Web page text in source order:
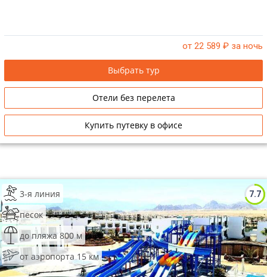
от 22 589 ₽ за ночь
Выбрать тур
Отели без перелета
Купить путевку в офисе
7.7
3-я линия
песок
до пляжа 800 м
от аэропорта 15 км